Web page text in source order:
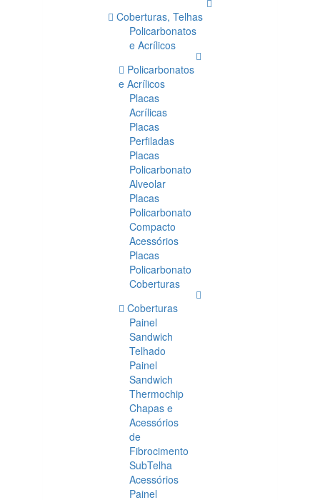
Coberturas, Telhas
Policarbonatos
e Acrílicos
Policarbonatos
e Acrílicos
Placas
Acrílicas
Placas
Perfiladas
Placas
Policarbonato
Alveolar
Placas
Policarbonato
Compacto
Acessórios
Placas
Policarbonato
Coberturas
Coberturas
Painel
Sandwich
Telhado
Painel
Sandwich
Thermochip
Chapas e
Acessórios
de
Fibrocimento
SubTelha
Acessórios
Painel